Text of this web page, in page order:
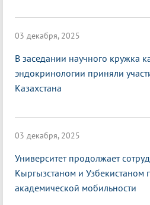
03 декабря, 2025
В заседании научного кружка
эндокринологии приняли
Казахстана
03 декабря, 2025
Университет продолжает
Кыргызстаном и Узбекистаном
академической мобильности